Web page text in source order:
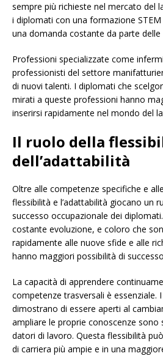
sempre più richieste nel mercato del
i diplomati con una formazione
una domanda costante da parte delle
Professioni specializzate come
professionisti del settore
di nuovi talenti. I diplomati che
mirati a queste professioni hanno
inserirsi rapidamente nel mondo del
Il ruolo della
dell’adattabilità
Oltre alle competenze specifiche e
flessibilità e l’adattabilità giocano un
successo occupazionale dei
costante evoluzione, e coloro che
rapidamente alle nuove sfide e alle
hanno maggiori possibilità di
La capacità di apprendere
competenze trasversali è essenziale.
dimostrano di essere aperti al
ampliare le proprie conoscenze sono
datori di lavoro. Questa flessibilità
di carriera più ampie e in una